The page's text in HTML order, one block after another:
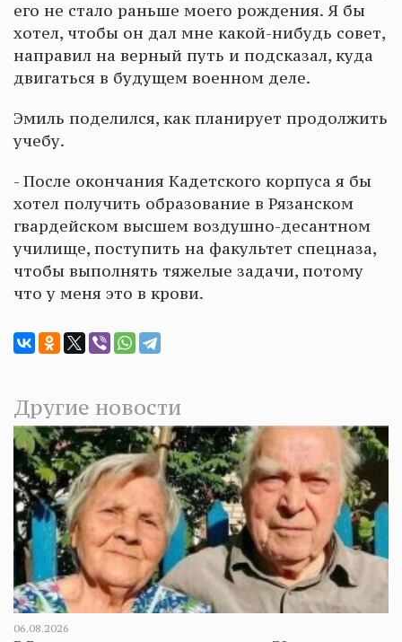
его не стало раньше моего рождения. Я бы
хотел, чтобы он дал мне какой-нибудь совет,
направил на верный путь и подсказал, куда
двигаться в будущем военном деле.
Эмиль поделился, как планирует продолжить
учебу.
- После окончания Кадетского корпуса я бы
хотел получить образование в Рязанском
гвардейском высшем воздушно-десантном
училище, поступить на факультет спецназа,
чтобы выполнять тяжелые задачи, потому
что у меня это в крови.
Другие новости
06.08.2026